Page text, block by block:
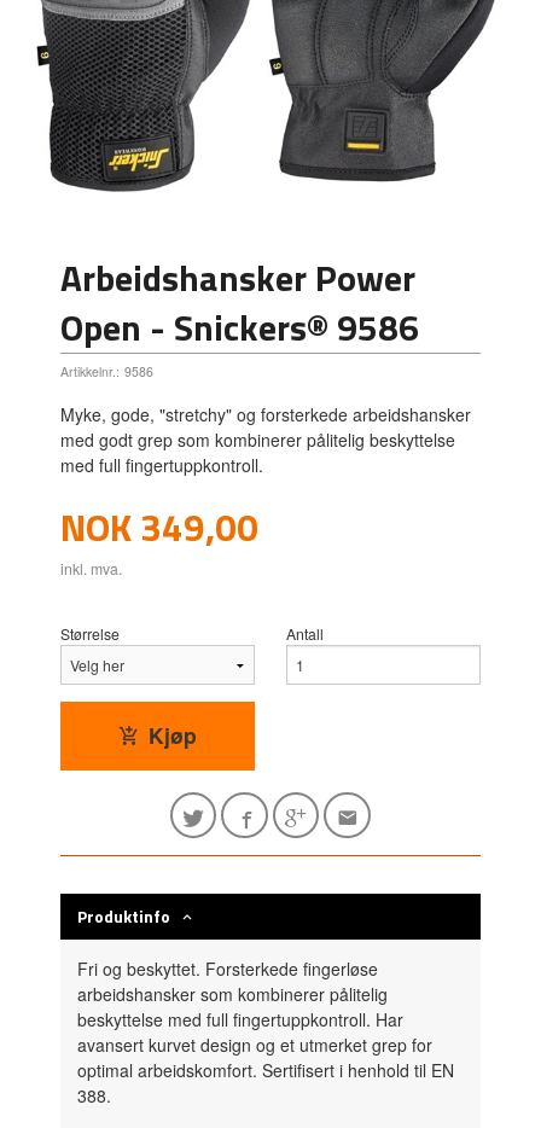
Arbeidshansker Power
Open - Snickers® 9586
Artikkelnr.: 9586
Myke, gode, "stretchy" og forsterkede arbeidshansker
med godt grep som kombinerer pålitelig beskyttelse
med full fingertuppkontroll.
Pris
NOK349,00
inkl. mva.
Størrelse Antall
Kjøp
Produktinfo
Fri og beskyttet. Forsterkede fingerløse
arbeidshansker som kombinerer pålitelig
beskyttelse med full fingertuppkontroll. Har
avansert kurvet design og et utmerket grep for
optimal arbeidskomfort. Sertifisert i henhold til EN
388.